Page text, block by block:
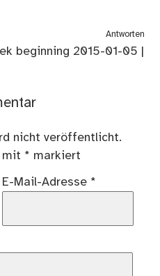
Antworten
beginning 2015-01-05 |
nicht veröffentlicht.
mit * markiert
E-Mail-Adresse *